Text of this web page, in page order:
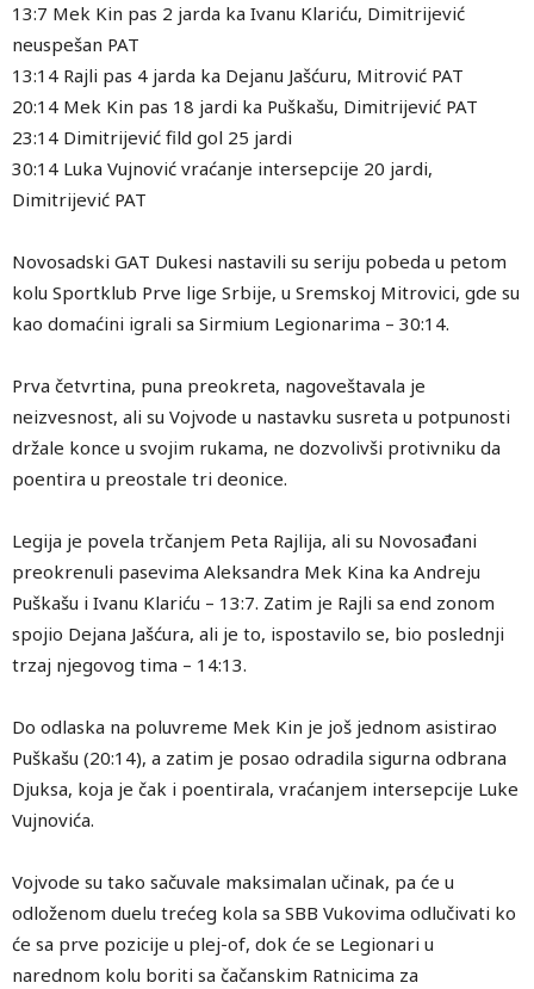
13:7 Mek Kin pas 2 jarda ka Ivanu Klariću, Dimitrijević
neuspešan PAT
13:14 Rajli pas 4 jarda ka Dejanu Jašćuru, Mitrović PAT
20:14 Mek Kin pas 18 jardi ka Puškašu, Dimitrijević PAT
23:14 Dimitrijević fild gol 25 jardi
30:14 Luka Vujnović vraćanje intersepcije 20 jardi,
Dimitrijević PAT
Novosadski GAT Dukesi nastavili su seriju pobeda u petom
kolu Sportklub Prve lige Srbije, u Sremskoj Mitrovici, gde su
kao domaćini igrali sa Sirmium Legionarima – 30:14.
Prva četvrtina, puna preokreta, nagoveštavala je
neizvesnost, ali su Vojvode u nastavku susreta u potpunosti
držale konce u svojim rukama, ne dozvolivši protivniku da
poentira u preostale tri deonice.
Legija je povela trčanjem Peta Rajlija, ali su Novosađani
preokrenuli pasevima Aleksandra Mek Kina ka Andreju
Puškašu i Ivanu Klariću – 13:7. Zatim je Rajli sa end zonom
spojio Dejana Jašćura, ali je to, ispostavilo se, bio poslednji
trzaj njegovog tima – 14:13.
Do odlaska na poluvreme Mek Kin je još jednom asistirao
Puškašu (20:14), a zatim je posao odradila sigurna odbrana
Djuksa, koja je čak i poentirala, vraćanjem intersepcije Luke
Vujnovića.
Vojvode su tako sačuvale maksimalan učinak, pa će u
odloženom duelu trećeg kola sa SBB Vukovima odlučivati ko
će sa prve pozicije u plej-of, dok će se Legionari u
narednom kolu boriti sa čačanskim Ratnicima za